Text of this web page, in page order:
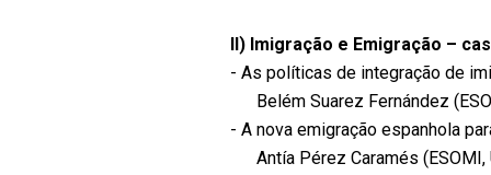
II) Imigração e Emigração –
- As políticas de integração de
Belém Suarez Fernández
- A nova emigração espanhola
Antía Pérez Caramés (ESOMI,